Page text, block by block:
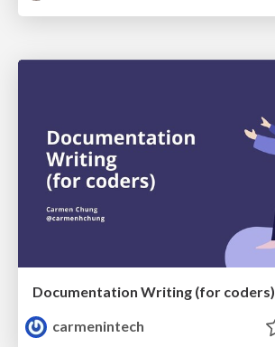
Documentation Writing (for coders)
carmenintech